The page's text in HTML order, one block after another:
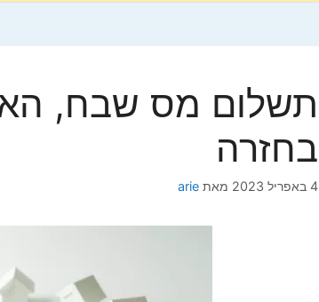
תשלום מס שבח,
בחזרה
4 באפריל 2023 מאת arie